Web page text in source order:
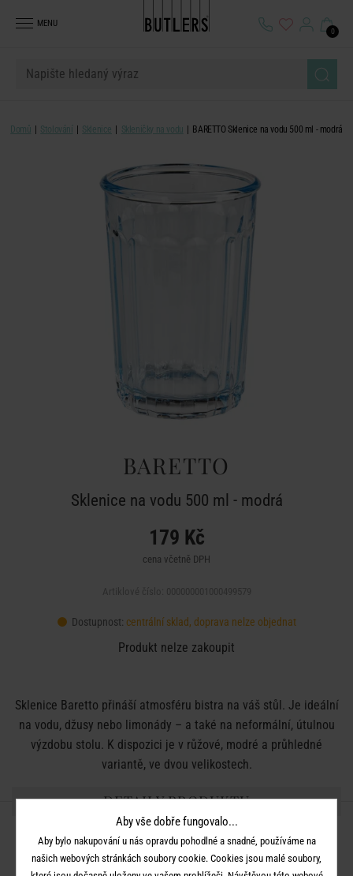
MENU
0
Domů Stolování Sklenice Skleničky na vodu BARETTO Sklenice na vodu 500 ml - modrá
BARETTO
Sklenice na vodu 500 ml - modrá
179 Kč
cena včetně DPH
Dostupnost: centrální sklad, doprava nelze objednat
Produkt nelze zakoupit
Sklenice Baretto přináší atmosféru bistra na váš stůl. Je ideální
na vodu, džusy nebo limonády – a také na neformální, útulnou
výzdobu stolu. K dispozici je v růžové, modré a průhledné
variantě, ve dvou velikostech.
DETAILY PRODUKTU
Materiál: sklo
Rozměry: Výška: 14 cm; Objem: 500 ml
Aby vše dobře fungovalo...
Aby bylo nakupování u nás opravdu pohodlné a snadné, používáme na
našich webových stránkách soubory cookie. Cookies jsou malé soubory,